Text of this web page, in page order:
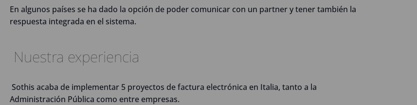
En algunos países se ha dado la opción de poder comunicar con un partner y tener también la
respuesta integrada en el sistema.
Nuestra experiencia
Sothis acaba de implementar 5 proyectos de factura electrónica en Italia, tanto a la
Administración Pública como entre empresas.